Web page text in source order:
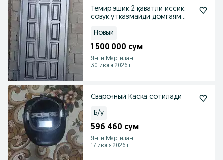
Темир эшик 2 қаватли иссик
совук утказмайди домгаям
Новый
1 500 000 сум
Янги Маргилан
30 июля 2026 г.
Сварочный Каска сотилади
Б/у
596 460 сум
Янги Маргилан
17 июля 2026 г.